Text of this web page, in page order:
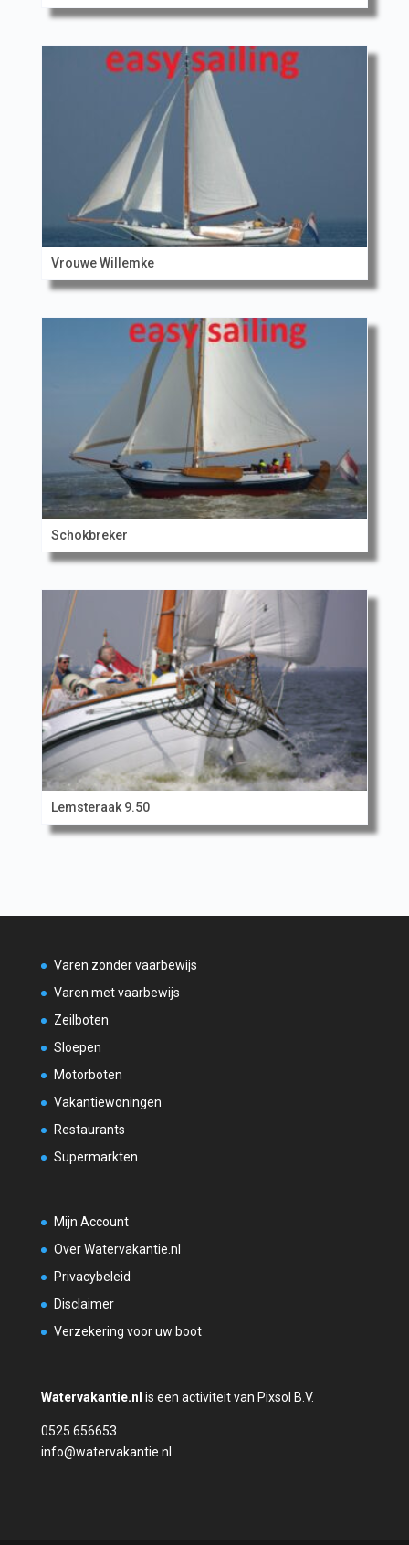
Vrouwe Willemke
Schokbreker
Lemsteraak 9.50
Varen zonder vaarbewijs
Varen met vaarbewijs
Zeilboten
Sloepen
Motorboten
Vakantiewoningen
Restaurants
Supermarkten
Mijn Account
Over Watervakantie.nl
Privacybeleid
Disclaimer
Verzekering voor uw boot
Watervakantie.nl is een activiteit van Pixsol B.V.
0525 656653
info@watervakantie.nl